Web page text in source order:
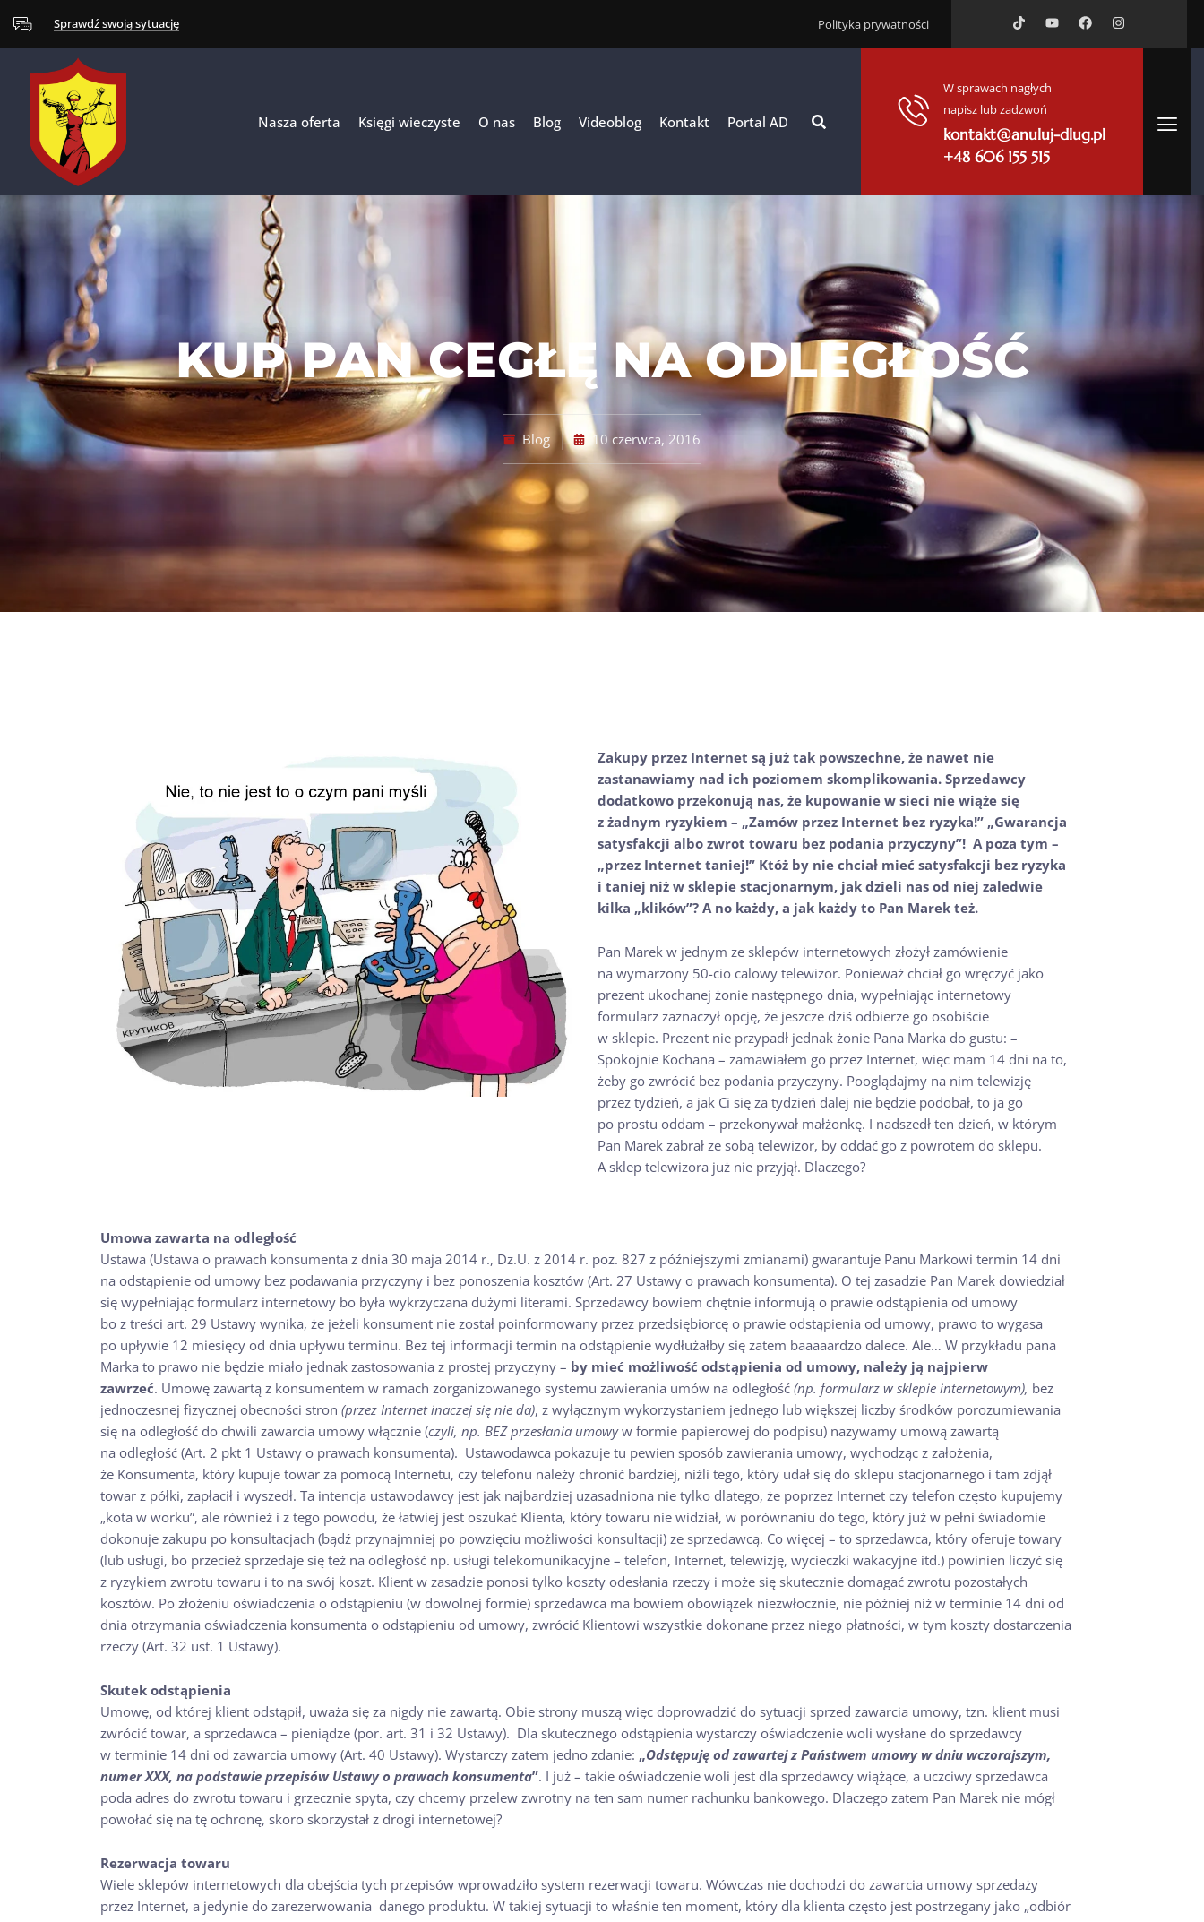
Sprawdź swoją sytuację Polityka prywatności
Nasza oferta Księgi wieczyste O nas Blog Videoblog Kontakt Portal AD
W sprawach nagłych
napisz lub zadzwoń
kontakt@anuluj-dlug.pl
+48 606 155 515
KUP PAN CEGŁĘ NA ODLEGŁOŚĆ
Blog 10 czerwca, 2016
Zakupy przez Internet są już tak powszechne, że nawet nie
zastanawiamy nad ich poziomem skomplikowania. Sprzedawcy
dodatkowo przekonują nas, że kupowanie w sieci nie wiąże się
z żadnym ryzykiem – „Zamów przez Internet bez ryzyka!” „Gwarancja
satysfakcji albo zwrot towaru bez podania przyczyny”! A poza tym –
„przez Internet taniej!” Któż by nie chciał mieć satysfakcji bez ryzyka
i taniej niż w sklepie stacjonarnym, jak dzieli nas od niej zaledwie
kilka „klików”? A no każdy, a jak każdy to Pan Marek też.
Pan Marek w jednym ze sklepów internetowych złożył zamówienie
na wymarzony 50-cio calowy telewizor. Ponieważ chciał go wręczyć jako
prezent ukochanej żonie następnego dnia, wypełniając internetowy
formularz zaznaczył opcję, że jeszcze dziś odbierze go osobiście
w sklepie. Prezent nie przypadł jednak żonie Pana Marka do gustu: –
Spokojnie Kochana – zamawiałem go przez Internet, więc mam 14 dni na to,
żeby go zwrócić bez podania przyczyny. Pooglądajmy na nim telewizję
przez tydzień, a jak Ci się za tydzień dalej nie będzie podobał, to ja go
po prostu oddam – przekonywał małżonkę. I nadszedł ten dzień, w którym
Pan Marek zabrał ze sobą telewizor, by oddać go z powrotem do sklepu.
A sklep telewizora już nie przyjął. Dlaczego?
Umowa zawarta na odległość
Ustawa (Ustawa o prawach konsumenta z dnia 30 maja 2014 r., Dz.U. z 2014 r. poz. 827 z późniejszymi zmianami) gwarantuje Panu Markowi termin 14 dni
na odstąpienie od umowy bez podawania przyczyny i bez ponoszenia kosztów (Art. 27 Ustawy o prawach konsumenta). O tej zasadzie Pan Marek dowiedział
się wypełniając formularz internetowy bo była wykrzyczana dużymi literami. Sprzedawcy bowiem chętnie informują o prawie odstąpienia od umowy
bo z treści art. 29 Ustawy wynika, że jeżeli konsument nie został poinformowany przez przedsiębiorcę o prawie odstąpienia od umowy, prawo to wygasa
po upływie 12 miesięcy od dnia upływu terminu. Bez tej informacji termin na odstąpienie wydłużałby się zatem baaaaardzo dalece. Ale… W przykładu pana
Marka to prawo nie będzie miało jednak zastosowania z prostej przyczyny – by mieć możliwość odstąpienia od umowy, należy ją najpierw
zawrzeć. Umowę zawartą z konsumentem w ramach zorganizowanego systemu zawierania umów na odległość (np. formularz w sklepie internetowym), bez
jednoczesnej fizycznej obecności stron (przez Internet inaczej się nie da), z wyłącznym wykorzystaniem jednego lub większej liczby środków porozumiewania
się na odległość do chwili zawarcia umowy włącznie (czyli, np. BEZ przesłania umowyw formie papierowej do podpisu) nazywamy umową zawartą
na odległość (Art. 2 pkt 1 Ustawy o prawach konsumenta). Ustawodawca pokazuje tu pewien sposób zawierania umowy, wychodząc z założenia,
że Konsumenta, który kupuje towar za pomocą Internetu, czy telefonu należy chronić bardziej, niźli tego, który udał się do sklepu stacjonarnego i tam zdjął
towar z półki, zapłacił i wyszedł. Ta intencja ustawodawcy jest jak najbardziej uzasadniona nie tylko dlatego, że poprzez Internet czy telefon często kupujemy
„kota w worku”, ale również i z tego powodu, że łatwiej jest oszukać Klienta, który towaru nie widział, w porównaniu do tego, który już w pełni świadomie
dokonuje zakupu po konsultacjach (bądź przynajmniej po powzięciu możliwości konsultacji) ze sprzedawcą. Co więcej – to sprzedawca, który oferuje towary
(lub usługi, bo przecież sprzedaje się też na odległość np. usługi telekomunikacyjne – telefon, Internet, telewizję, wycieczki wakacyjne itd.) powinien liczyć się
z ryzykiem zwrotu towaru i to na swój koszt. Klient w zasadzie ponosi tylko koszty odesłania rzeczy i może się skutecznie domagać zwrotu pozostałych
kosztów. Po złożeniu oświadczenia o odstąpieniu (w dowolnej formie) sprzedawca ma bowiem obowiązek niezwłocznie, nie później niż w terminie 14 dni od
dnia otrzymania oświadczenia konsumenta o odstąpieniu od umowy, zwrócić Klientowi wszystkie dokonane przez niego płatności, w tym koszty dostarczenia
rzeczy (Art. 32 ust. 1 Ustawy).
Skutek odstąpienia
Umowę, od której klient odstąpił, uważa się za nigdy nie zawartą. Obie strony muszą więc doprowadzić do sytuacji sprzed zawarcia umowy, tzn. klient musi
zwrócić towar, a sprzedawca – pieniądze (por. art. 31 i 32 Ustawy). Dla skutecznego odstąpienia wystarczy oświadczenie woli wysłane do sprzedawcy
w terminie 14 dni od zawarcia umowy (Art. 40 Ustawy). Wystarczy zatem jedno zdanie: „Odstępuję od zawartej z Państwem umowy w dniu wczorajszym,
numer XXX, na podstawie przepisów Ustawy o prawach konsumenta”. I już – takie oświadczenie woli jest dla sprzedawcy wiążące, a uczciwy sprzedawca
poda adres do zwrotu towaru i grzecznie spyta, czy chcemy przelew zwrotny na ten sam numer rachunku bankowego. Dlaczego zatem Pan Marek nie mógł
powołać się na tę ochronę, skoro skorzystał z drogi internetowej?
Rezerwacja towaru
Wiele sklepów internetowych dla obejścia tych przepisów wprowadziło system rezerwacji towaru. Wówczas nie dochodzi do zawarcia umowy sprzedaży
przez Internet, a jedynie do zarezerwowania danego produktu. W takiej sytuacji to właśnie ten moment, który dla klienta często jest postrzegany jako „odbiór